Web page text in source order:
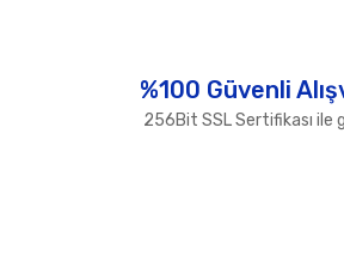
Ürün fiyatı diğer sitelerden daha pahalı.
%100 Güvenli
256Bit SSL Sertifikası ile